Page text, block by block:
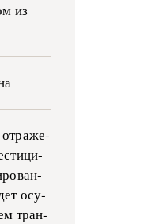
из
осу­
тран­